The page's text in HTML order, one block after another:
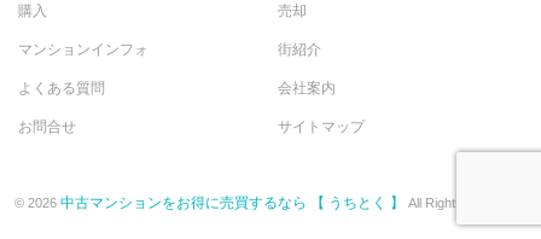
購入 売却
マンションインフォ 街紹介
よくある質問 会社案内
お問合せ サイトマップ
© 2026 中古マンションをお得に売買するなら 【 うちとく 】 All Rights Reserved.